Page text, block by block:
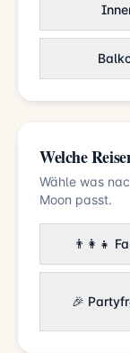
Welche
Wähle was
Moon passt.
👨‍👩‍👧
🎉